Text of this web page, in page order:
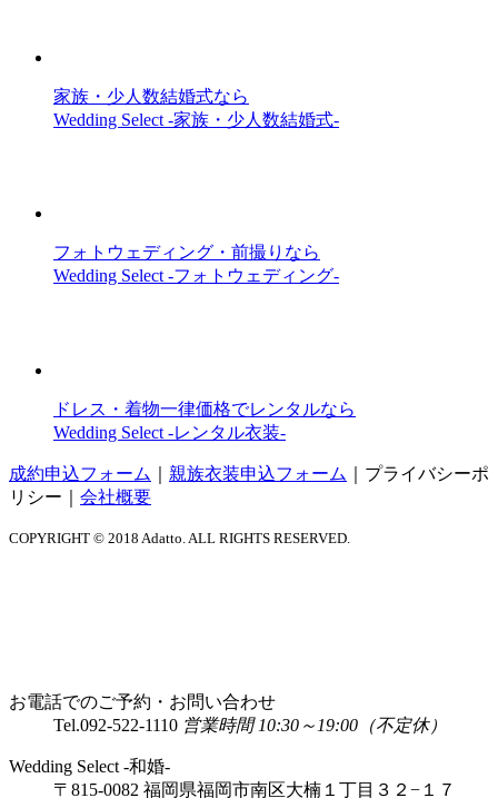
家族・少人数結婚式なら
Wedding Select -家族・少人数結婚式-
フォトウェディング・前撮りなら
Wedding Select -フォトウェディング-
ドレス・着物一律価格でレンタルなら
Wedding Select -レンタル衣装-
成約申込フォーム 親族衣装申込フォーム
プライバシーポ
リシー
会社概要
COPYRIGHT © 2018 Adatto. ALL RIGHTS RESERVED.
お電話でのご予約・お問い合わせ
Tel.092-522-1110 営業時間 10:30～19:00（不定休）
Wedding Select -和婚-
〒815-0082 福岡県福岡市南区大楠１丁目３２−１７